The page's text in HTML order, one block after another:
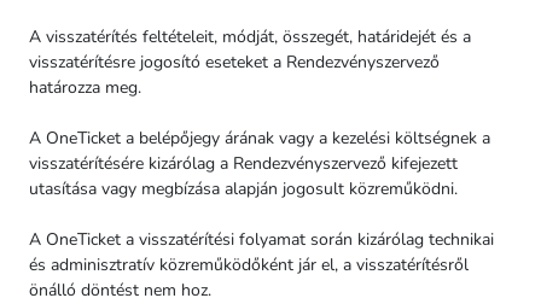
A visszatérítés feltételeit, módját, összegét, határidejét és a
visszatérítésre jogosító eseteket a Rendezvényszervező
határozza meg.
A OneTicket a belépőjegy árának vagy a kezelési költségnek a
visszatérítésére kizárólag a Rendezvényszervező kifejezett
utasítása vagy megbízása alapján jogosult közreműködni.
A OneTicket a visszatérítési folyamat során kizárólag technikai
és adminisztratív közreműködőként jár el, a visszatérítésről
önálló döntést nem hoz.